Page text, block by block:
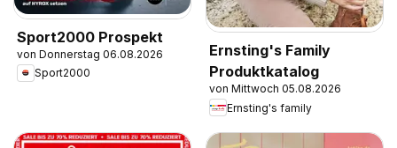
Sport2000 Prospekt
von Donnerstag 06.08.2026
Sport2000
Ernsting's Family
Produktkatalog
von Mittwoch 05.08.2026
Ernsting's family